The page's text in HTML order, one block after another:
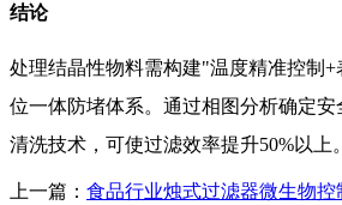
结论
处理结晶性物料需构建"温度精准控制
位一体防堵体系。通过相图分析确定
清洗技术，可使过滤效率提升50%以上。
上一篇： 食品行业烛式过滤器微生物控